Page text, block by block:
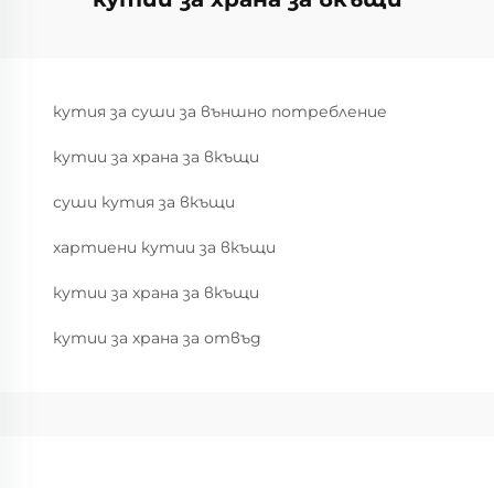
кутия за суши за външно потребление
кутии за храна за вкъщи
суши кутия за вкъщи
хартиени кутии за вкъщи
кутии за храна за вкъщи
кутии за храна за отвъд